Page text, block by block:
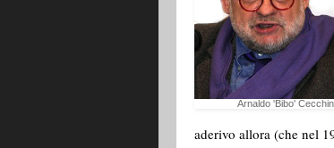
Arnaldo 'Bibo'
aderivo allora (che nel